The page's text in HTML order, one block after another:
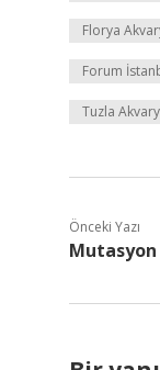
Florya
Forum
Tuzla
Önceki Yazı